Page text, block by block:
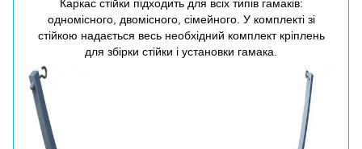
Каркас стійки підходить для всіх типів гамаків:
одномісного, двомісного, сімейного. У комплекті зі
стійкою надається весь необхідний комплект кріплень
для збірки стійки і установки гамака.